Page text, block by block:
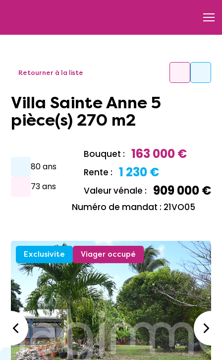
Retourner à la liste
Villa Sainte Anne 5
pièce(s) 270 m2
80 ans
73 ans
Bouquet : 163 000 €
Rente : 1 230 €
Valeur vénale : 909 000 €
Numéro de mandat : 21VO05
Exclusivite Viager occupé